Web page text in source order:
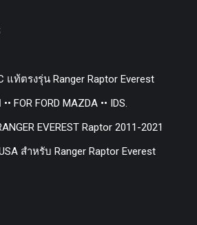
แท้ตรงรุ่น Ranger Raptor Everest
FOR FORD MAZDA •• IDS.
EVEREST Raptor 2011-2021
สำหรับ Ranger Raptor Everest